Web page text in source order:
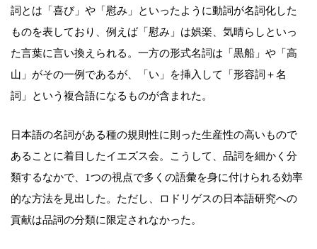
詞とは「喜び」や「慰み」といったように動詞が名詞化した
ものを表しており、例えば「慰み」は娯楽、気晴らしといっ
た言葉に言い換えられる。一方の形式名詞は「黒船」や「高
山」がその一例であるが、「い」を挿入して「形容詞＋名
詞」という複合語になるものが含まれた。
日本語の名詞がある種の規則性に則った生産性の高いもので
あることに着目したイエズス会。こうして、品詞を細かく分
類するなかで、1つの視点で多くの語彙を身に付けられる効率
的な方法を見出した。ただし、ロドリゲスの日本語研究への
貢献は品詞の分類に限定されなかった。